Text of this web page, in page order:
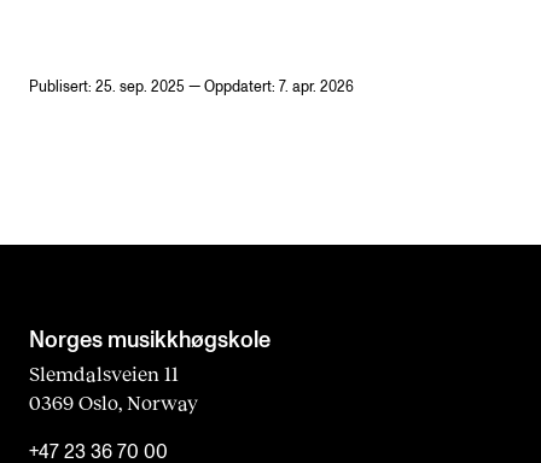
Publisert: 25. sep. 2025 — Oppdatert: 7. apr. 2026
Norges musikk­høgskole
Slemdalsveien 11
0369 Oslo, Norway
+47 23 36 70 00